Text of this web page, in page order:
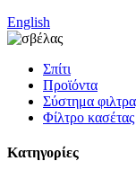
English
Σπίτι
Προϊόντα
Σύστημα
Φίλτρο
Κατηγορίες